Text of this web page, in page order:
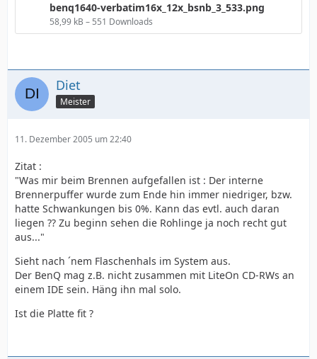
benq1640-verbatim16x_12x_bsnb_3_533.png
58,99 kB – 551 Downloads
Diet
Meister
11. Dezember 2005 um 22:40
Zitat :
"Was mir beim Brennen aufgefallen ist : Der interne
Brennerpuffer wurde zum Ende hin immer niedriger, bzw.
hatte Schwankungen bis 0%. Kann das evtl. auch daran
liegen ?? Zu beginn sehen die Rohlinge ja noch recht gut
aus..."
Sieht nach ´nem Flaschenhals im System aus.
Der BenQ mag z.B. nicht zusammen mit LiteOn CD-RWs an
einem IDE sein. Häng ihn mal solo.
Ist die Platte fit ?